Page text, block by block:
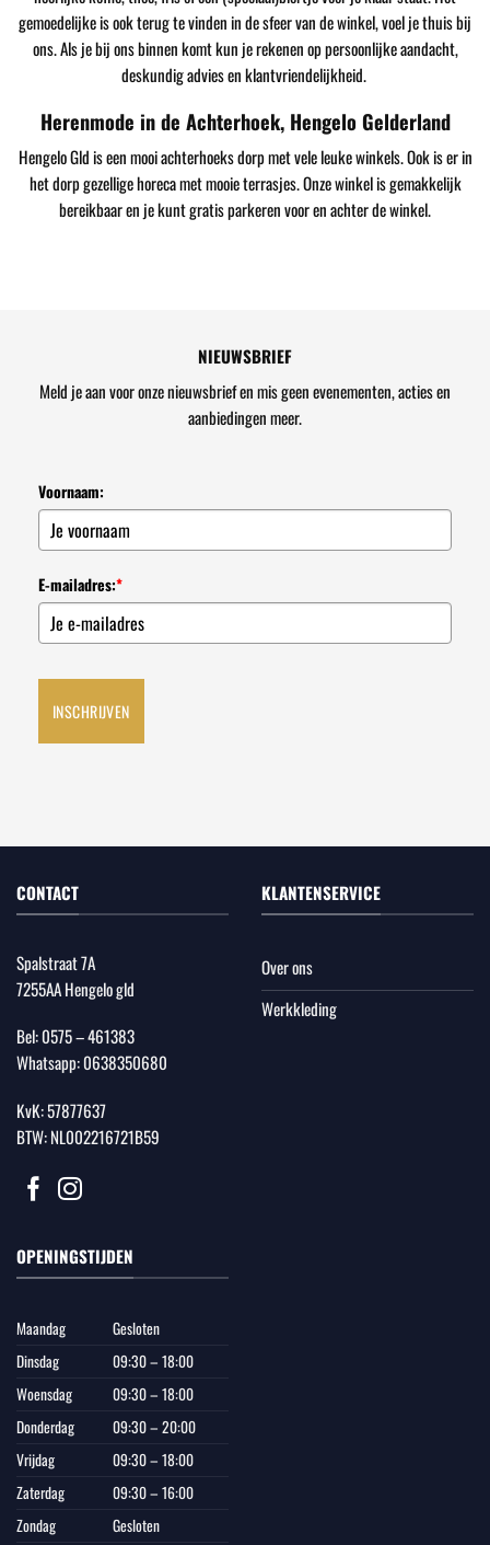
gemoedelijke is ook terug te vinden in de sfeer van de winkel, voel je thuis bij
ons. Als je bij ons binnen komt kun je rekenen op persoonlijke aandacht,
deskundig advies en klantvriendelijkheid.
Herenmode in de Achterhoek, Hengelo Gelderland
Hengelo Gld is een mooi achterhoeks dorp met vele leuke winkels. Ook is er in
het dorp gezellige horeca met mooie terrasjes. Onze winkel is gemakkelijk
bereikbaar en je kunt gratis parkeren voor en achter de winkel.
NIEUWSBRIEF
Meld je aan voor onze nieuwsbrief en mis geen evenementen, acties en
aanbiedingen meer.
Voornaam:
E-mailadres:*
INSCHRIJVEN
CONTACT
Spalstraat 7A
7255AA Hengelo gld
Bel:0575 – 461383
Whatsapp:0638350680
KvK: 57877637
BTW: NL002216721B59
KLANTENSERVICE
Over ons
Werkkleding
OPENINGSTIJDEN
Maandag
Gesloten
Dinsdag
09:30 – 18:00
Woensdag
09:30 – 18:00
Donderdag
09:30 – 20:00
Vrijdag
09:30 – 18:00
Zaterdag
09:30 – 16:00
Zondag
Gesloten